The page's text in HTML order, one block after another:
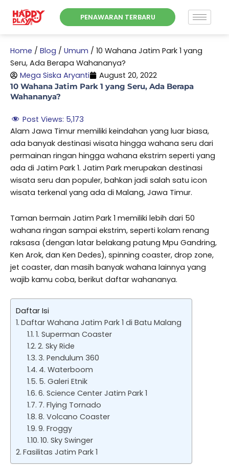
PENAWARAN TERBARU
Home / Blog / Umum / 10 Wahana Jatim Park 1 yang
Seru, Ada Berapa Wahananya?
Mega Siska Aryanti
August 20, 2022
10 Wahana Jatim Park 1 yang Seru, Ada Berapa
Wahananya?
Post Views: 5,173
Alam Jawa Timur memiliki keindahan yang luar biasa,
ada banyak destinasi wisata hingga wahana seru dari
permainan ringan hingga wahana ekstrim seperti yang
ada di Jatim Park 1. Jatim Park merupakan destinasi
wisata seru dan populer, bahkan jadi salah satu icon
wisata terkenal yang ada di Malang, Jawa Timur.
Taman bermain Jatim Park 1 memiliki lebih dari 50
wahana ringan sampai ekstrim, seperti kolam renang
raksasa (dengan latar belakang patung Mpu Gandring,
Ken Arok, dan Ken Dedes), spinning coaster, drop zone,
jet coaster, dan masih banyak wahana lainnya yang
wajib kamu coba, berikut daftar wahananya.
Daftar Isi
Daftar Wahana Jatim Park 1 di Batu Malang
1. Superman Coaster
2. Sky Ride
3. Pendulum 360
4. Waterboom
5. Galeri Etnik
6. Science Center Jatim Park 1
7. Flying Tornado
8. Volcano Coaster
9. Froggy
10. Sky Swinger
Fasilitas Jatim Park 1